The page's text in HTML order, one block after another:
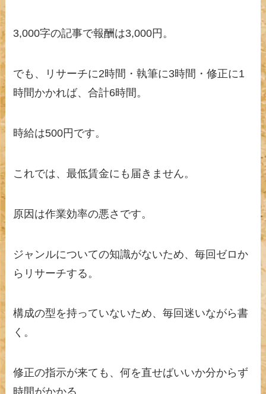
3,000字の記事で報酬は3,000円。
でも、リサーチに2時間・執筆に3時間・修正に1
時間かかれば、合計6時間。
時給は500円です。
これでは、最低賃金にも届きません。
原因は作業効率の悪さです。
ジャンルについての知識がないため、毎回ゼロか
らリサーチする。
構成の型を持っていないため、毎回迷いながら書
く。
修正の指示が来ても、何を直せばいいか分からず